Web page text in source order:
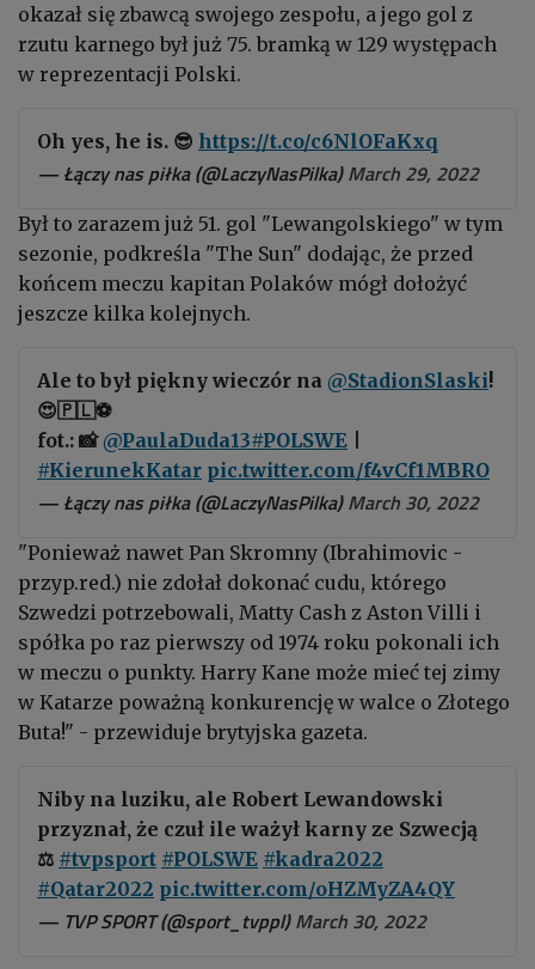
okazał się zbawcą swojego zespołu, a jego gol z
rzutu karnego był już 75. bramką w 129 występach
w reprezentacji Polski.
Oh yes, he is. 😎 https://t.co/c6NlOFaKxq
— Łączy nas piłka (@LaczyNasPilka)March 29, 2022
Był to zarazem już 51. gol "Lewangolskiego" w tym
sezonie, podkreśla "The Sun" dodając, że przed
końcem meczu kapitan Polaków mógł dołożyć
jeszcze kilka kolejnych.
Ale to był piękny wieczór na @StadionSlaski!
😍🇵🇱⚽️
fot.: 📸 @PaulaDuda13#POLSWE
#KierunekKatar pic.twitter.com/f4vCf1MBRO
— Łączy nas piłka (@LaczyNasPilka)March 30, 2022
"Ponieważ nawet Pan Skromny (Ibrahimovic -
przyp.red.) nie zdołał dokonać cudu, którego
Szwedzi potrzebowali, Matty Cash z Aston Villi i
spółka po raz pierwszy od 1974 roku pokonali ich
w meczu o punkty. Harry Kane może mieć tej zimy
w Katarze poważną konkurencję w walce o Złotego
Buta!" - przewiduje brytyjska gazeta.
Niby na luziku, ale Robert Lewandowski
przyznał, że czuł ile ważył karny ze Szwecją
⚖ #tvpsport #POLSWE #kadra2022
#Qatar2022 pic.twitter.com/oHZMyZA4QY
— TVP SPORT (@sport_tvppl)March 30, 2022